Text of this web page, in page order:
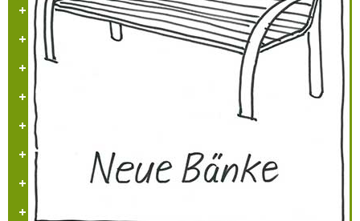
Herzlich Willkommen in Hülchrath
Führungen in der Schloss-Stadt-Hülchrath
Mängelmelder der Stadt GV
Adventsfenster 2025
Arbeitskreissitzung
Veranstaltungskalender
Jugendarbeit
Neues Logo